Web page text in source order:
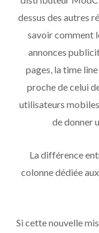
dessus des autres
savoir comment
annonces
pages, la time
proche de celui
utilisateurs
de donner
La différence
colonne dédiée
Si cette nouvelle